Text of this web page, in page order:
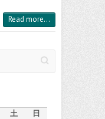
Read more...
土
日